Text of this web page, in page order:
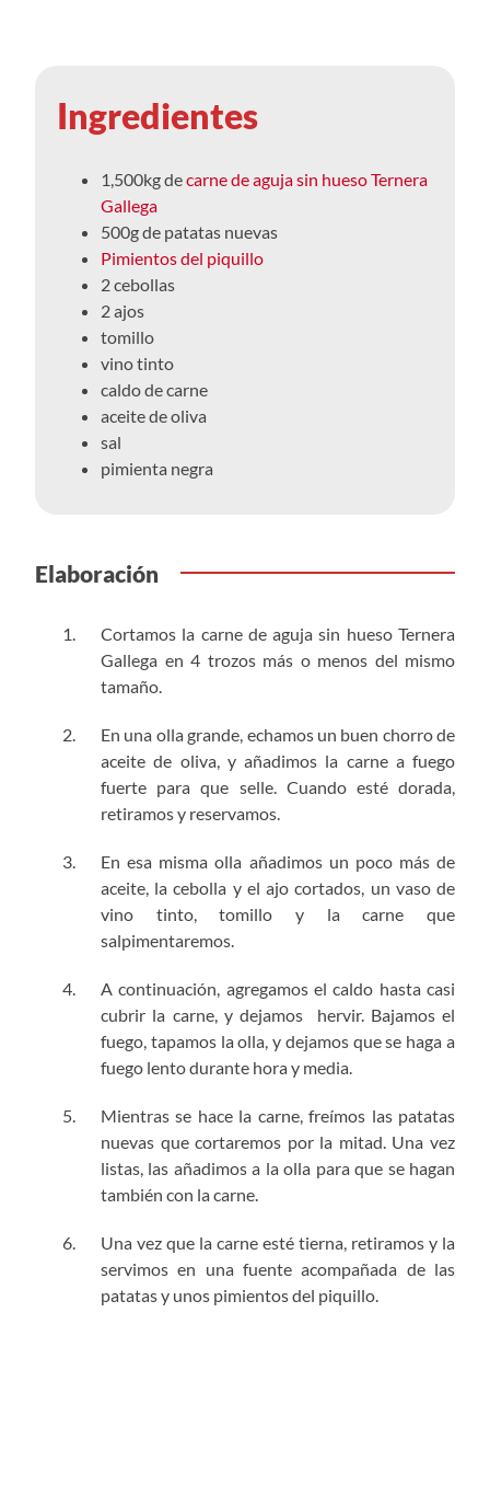
Ingredientes
1,500kg decarne de aguja sin hueso Ternera
Gallega
500g de patatas nuevas
Pimientos del piquillo
2 cebollas
2 ajos
tomillo
vino tinto
caldo de carne
aceite de oliva
sal
pimienta negra
Elaboración
Cortamos la carne de aguja sin hueso Ternera
Gallega en 4 trozos más o menos del mismo
tamaño.
En una olla grande, echamos un buen chorro de
aceite de oliva, y añadimos la carne a fuego
fuerte para que selle. Cuando esté dorada,
retiramos y reservamos.
En esa misma olla añadimos un poco más de
aceite, la cebolla y el ajo cortados, un vaso de
vino tinto, tomillo y la carne que
salpimentaremos.
A continuación, agregamos el caldo hasta casi
cubrir la carne, y dejamos hervir. Bajamos el
fuego, tapamos la olla, y dejamos que se haga a
fuego lento durante hora y media.
Mientras se hace la carne, freímos las patatas
nuevas que cortaremos por la mitad. Una vez
listas, las añadimos a la olla para que se hagan
también con la carne.
Una vez que la carne esté tierna, retiramos y la
servimos en una fuente acompañada de las
patatas y unos pimientos del piquillo.